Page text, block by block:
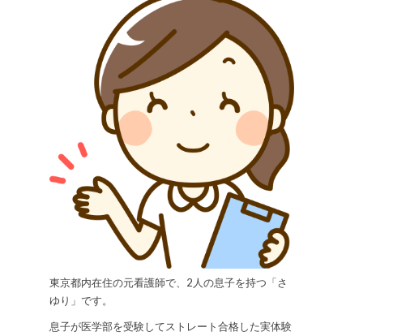
東京都内在住の元看護師で、2人の息子を持つ「さ
ゆり」です。
息子が医学部を受験してストレート合格した実体験